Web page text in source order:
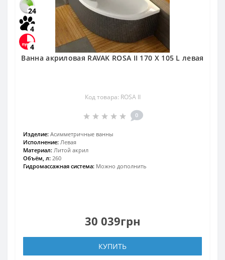
24
4
4
Ванна акриловая RAVAK ROSA II 170 X 105 L левая
Код товара: ROSA II
0
Изделие: Асимметричные ванны
Исполнение: Левая
Материал: Литой акрил
Объём, л: 260
Гидромассажная система: Можно дополнить
30 039грн
КУПИТЬ